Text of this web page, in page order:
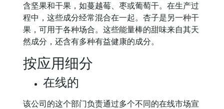
含坚果和干果，如蔓越莓、枣或葡萄干。在生产过
程中，这些成分经常混合在一起。杏子是另一种干
果，可用于各种场合。这些能量棒的甜味来自其天
然成分，还含有多种有益健康的成分。
按应用细分
在线的
该公司的这个部门负责通过多个不同的在线市场宣